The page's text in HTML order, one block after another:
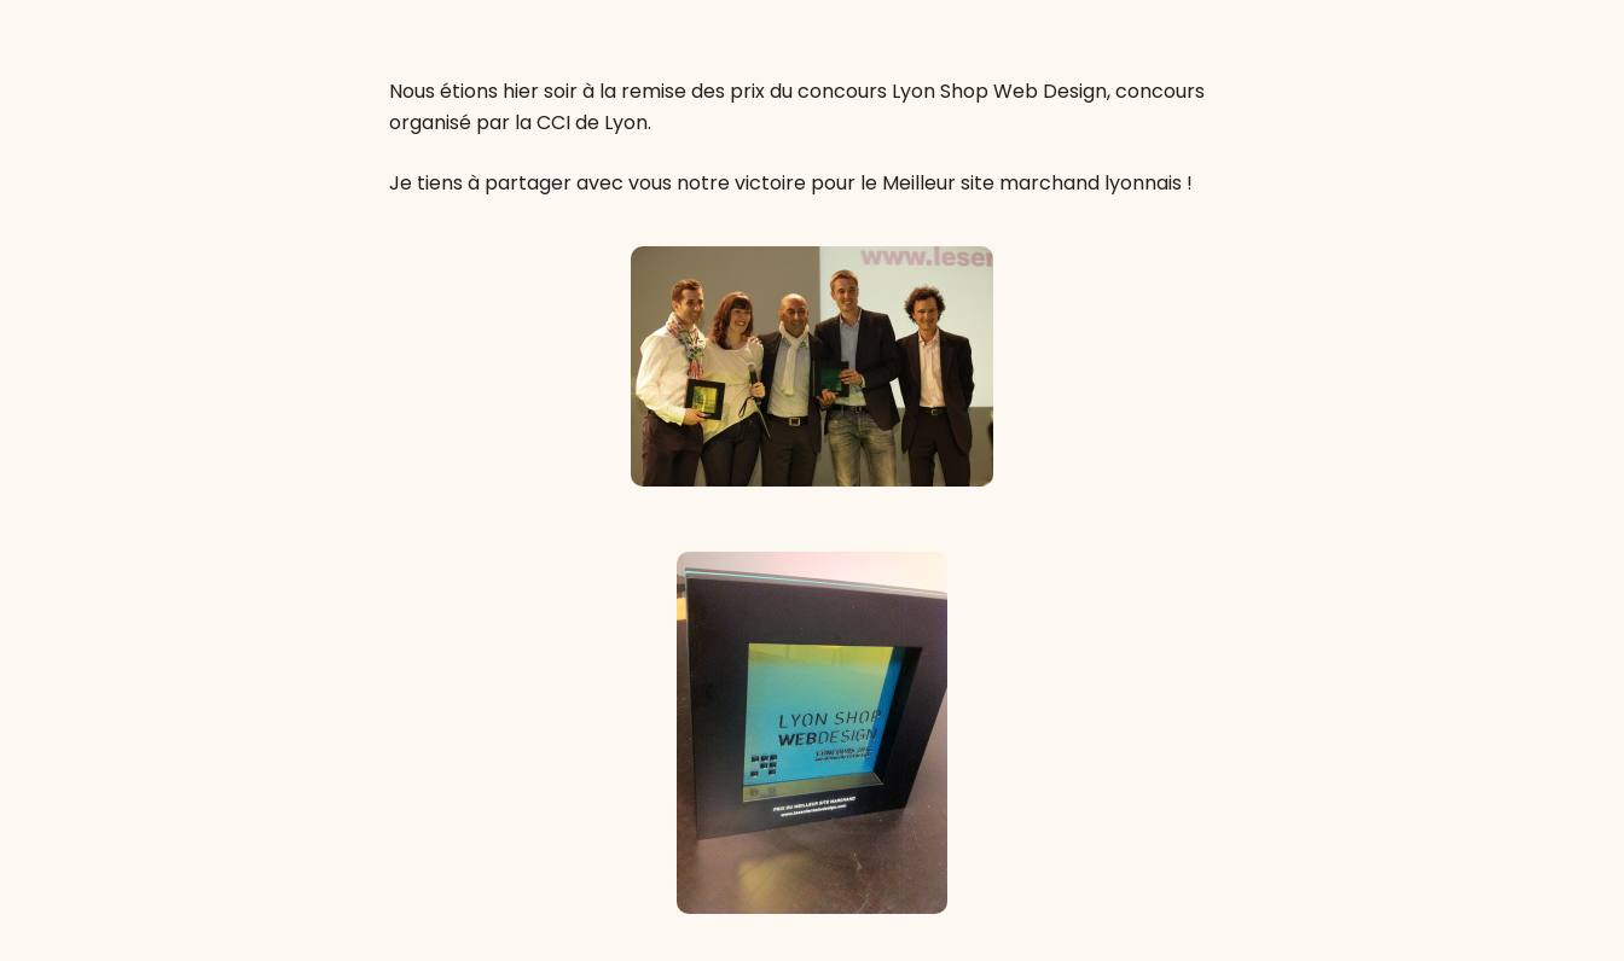
Nous étions hier soir à la remise des prix du concours Lyon Shop Web Design, concours
organisé par la CCI de Lyon.
Je tiens à partager avec vous notre victoire pour le Meilleur site marchand lyonnais !